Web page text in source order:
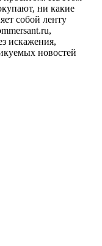
ни какие
собой ленту
искажения,
новостей